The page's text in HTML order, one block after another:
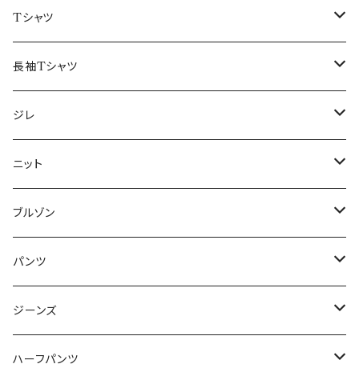
50/XL～
48/L
50/XL～
46/M
48/L
50/XL～
～44/S
46/M
48/L
50/XL～
Tシャツ
～44/S
46/M
48/L
50/XL～
長袖Tシャツ
～44/S
46/M
48/L
50/XL～
ジレ
～44/S
46/M
48/L
50/XL～
ニット
～44/S
46/M
48/L
50/XL～
ブルゾン
～44/S
46/M
48/L
パンツ
～44/S
46/M
ジーンズ
～44/S
ハーフパンツ